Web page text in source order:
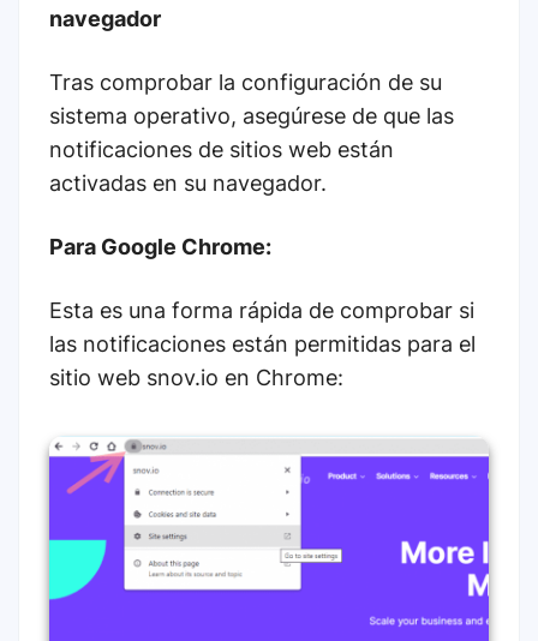
navegador
Tras comprobar la configuración de su
sistema operativo, asegúrese de que las
notificaciones de sitios web están
activadas en su navegador.
Para Google Chrome:
Esta es una forma rápida de comprobar si
las notificaciones están permitidas para el
sitio web snov.io en Chrome: